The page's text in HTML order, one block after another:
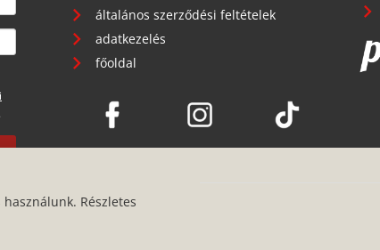
általános szerződési feltételek
adatkezelés
főoldal
Részletes